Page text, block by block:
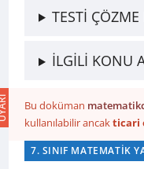
TESTİ
İLGİLİ KONU
Bu doküman
kullanılabilir ancakticari
7. SINIF MATEMATIK